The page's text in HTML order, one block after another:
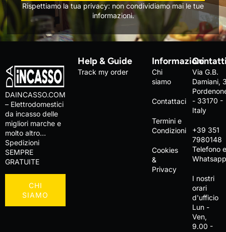
Rispettiamo la tua privacy: non condividiamo mai le tue
informazioni.
DAINCASSO.COM
– Elettrodomestici
da incasso delle
migliori marche e
molto altro…
Spedizioni
SEMPRE
GRATUITE
CHI
SIAMO
Help & Guide
Track my order
Informazioni
Chi
siamo
Contattaci
Termini e
Condizioni
Cookies
&
Privacy
Via G.B.
Damiani,
- 33170 -
Italy
+39 351
7980148
Telefono
I nostri
orari
d'ufficio
Lun -
Ven,
9.00 -